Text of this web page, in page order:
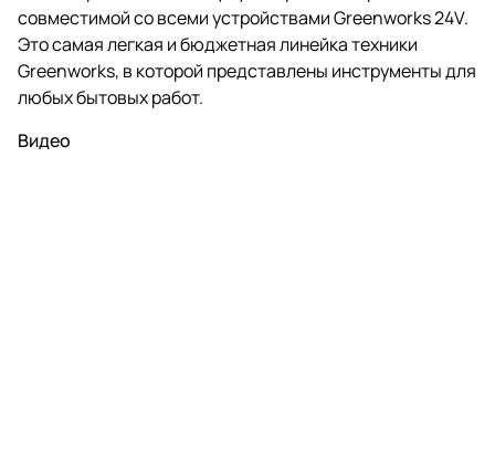
совместимой со всеми устройствами Greenworks 24V.
Это самая легкая и бюджетная линейка техники
Greenworks, в которой представлены инструменты для
любых бытовых работ.
Видео